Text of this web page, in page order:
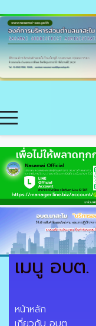
เมนู อบต.
หน้าหลัก